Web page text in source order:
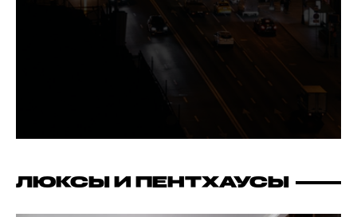
ЛЮКСЫ И ПЕНТХАУСЫ